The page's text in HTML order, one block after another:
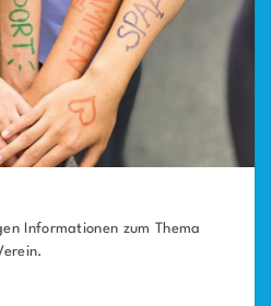
Informationen zum Thema